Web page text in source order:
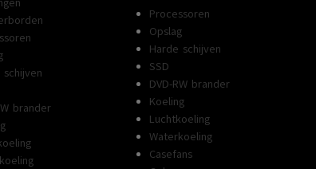
schijven
brander
Processoren
Opslag
Harde schijven
SSD
DVD-RW brander
Koeling
Luchtkoeling
Waterkoeling
Casefans